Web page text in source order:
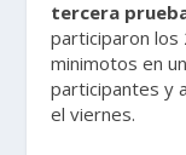
tercera
participaron los
minimotos en
participantes y
el viernes.